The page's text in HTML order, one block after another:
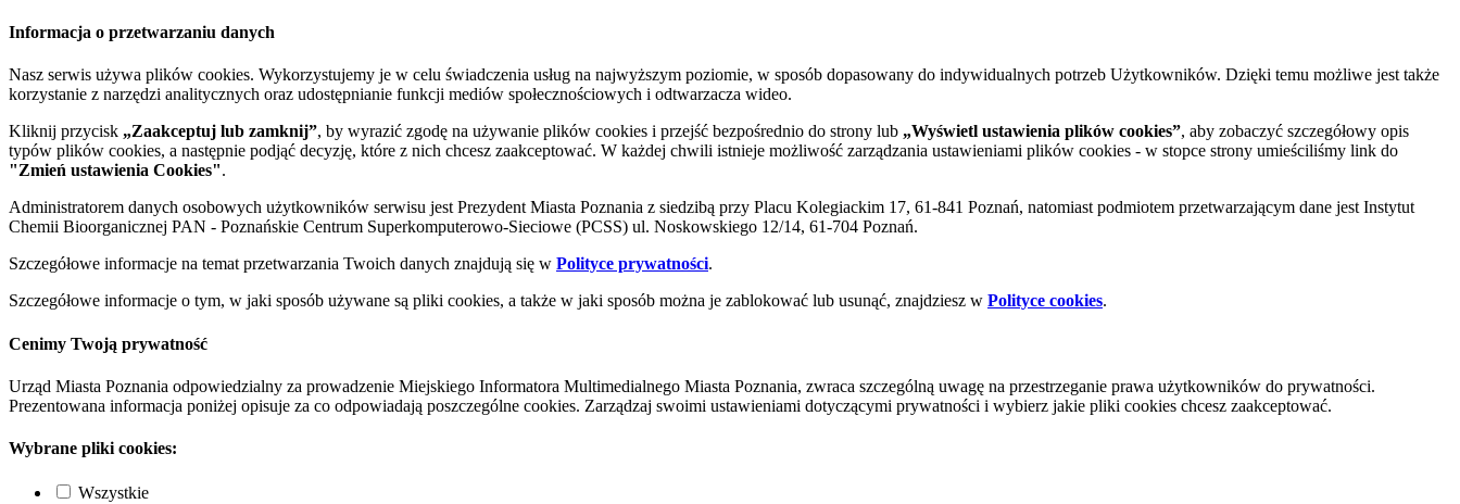
Informacja o przetwarzaniu danych
Nasz serwis używa plików cookies. Wykorzystujemy je w celu świadczenia usług na najwyższym poziomie, w sposób dopasowany do indywidualnych potrzeb Użytkowników. Dzięki temu możliwe jest także
korzystanie z narzędzi analitycznych oraz udostępnianie funkcji mediów społecznościowych i odtwarzacza wideo.
Kliknij przycisk „Zaakceptuj lub zamknij”, by wyrazić zgodę na używanie plików cookies i przejść bezpośrednio do strony lub „Wyświetl ustawienia plików cookies”, aby zobaczyć szczegółowy opis
typów plików cookies, a następnie podjąć decyzję, które z nich chcesz zaakceptować. W każdej chwili istnieje możliwość zarządzania ustawieniami plików cookies - w stopce strony umieściliśmy link do
"Zmień ustawienia Cookies".
Administratorem danych osobowych użytkowników serwisu jest Prezydent Miasta Poznania z siedzibą przy Placu Kolegiackim 17, 61-841 Poznań, natomiast podmiotem przetwarzającym dane jest Instytut
Chemii Bioorganicznej PAN - Poznańskie Centrum Superkomputerowo-Sieciowe (PCSS) ul. Noskowskiego 12/14, 61-704 Poznań.
Szczegółowe informacje na temat przetwarzania Twoich danych znajdują się w Polityce prywatności.
Szczegółowe informacje o tym, w jaki sposób używane są pliki cookies, a także w jaki sposób można je zablokować lub usunąć, znajdziesz w Polityce cookies.
Cenimy Twoją prywatność
Urząd Miasta Poznania odpowiedzialny za prowadzenie Miejskiego Informatora Multimedialnego Miasta Poznania, zwraca szczególną uwagę na przestrzeganie prawa użytkowników do prywatności.
Prezentowana informacja poniżej opisuje za co odpowiadają poszczególne cookies. Zarządzaj swoimi ustawieniami dotyczącymi prywatności i wybierz jakie pliki cookies chcesz zaakceptować.
Wybrane pliki cookies:
Wszystkie